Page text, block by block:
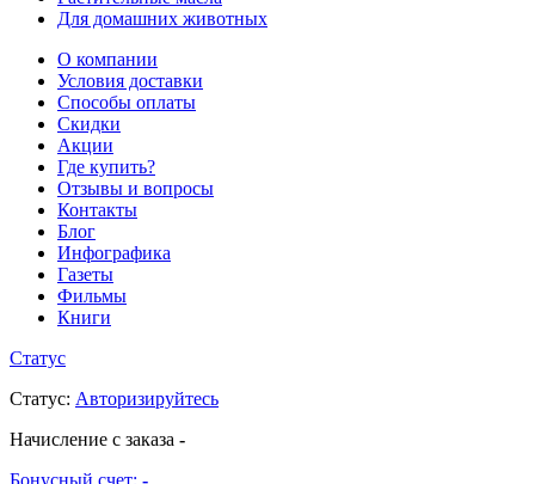
Для домашних животных
О компании
Условия доставки
Способы оплаты
Скидки
Акции
Где купить?
Отзывы и вопросы
Контакты
Блог
Инфографика
Газеты
Фильмы
Книги
Статус
Статус: Авторизируйтесь
Начисление с заказа -
Бонусный счет: -